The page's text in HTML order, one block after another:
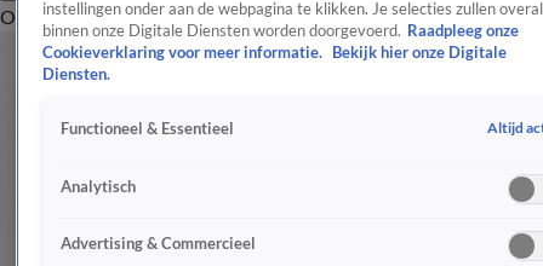
OverzichtEntertainmentSpraakmakendRealityCrimeVideo's
instellingen onder aan de webpagina te klikken. Je selecties zullen overal
binnen onze Digitale Diensten worden doorgevoerd. Raadpleeg onze
Cookieverklaring voor meer informatie.
Bekijk hier onze Digitale
Diensten.
Functioneel & Essentieel Altijd
Analytisch
Advertising & Commercieel